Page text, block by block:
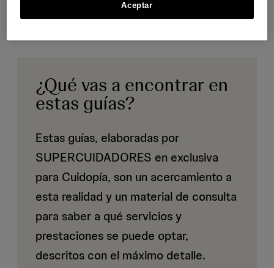
¿Qué vas a encontrar en
estas guías?
Estas guías, elaboradas por
SUPERCUIDADORES en exclusiva
para Cuidopía, son un acercamiento a
esta realidad y un material de consulta
para saber a qué servicios y
prestaciones se puede optar,
descritos con el máximo detalle.
Aceptar